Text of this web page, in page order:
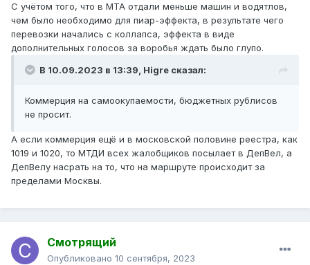
С учётом того, что в МТА отдали меньше машин и водятлов,
чем было необходимо для пиар-эффекта, в результате чего
перевозки начались с коллапса, эффекта в виде
дополнительных голосов за воробья ждать было глупо.
В 10.09.2023 в 13:39, Higre сказал:
Коммерция на самоокупаемости, бюджетных рублисов
не просит.
А если коммерция ещё и в московской половине реестра, как
1019 и 1020, то МТДИ всех жалобщиков посылает в ДепВел, а
ДепВелу насрать на то, что на маршруте происходит за
пределами Москвы.
Смотрящий
Опубликовано 10 сентября, 2023